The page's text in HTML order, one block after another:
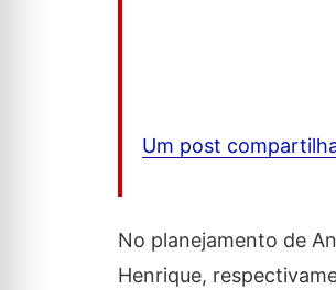
Um post
No planejamento de
Henrique,